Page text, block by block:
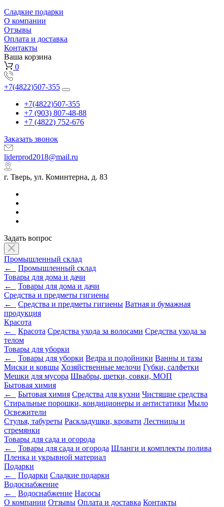
Сладкие подарки
О компании
Отзывы
Оплата и доставка
Контакты
Ваша корзина
0
+7(4822)507-355
+7(4822)507-355
+7 (903) 807-48-88
+7 (4822) 752-676
Заказать звонок
liderprod2018@mail.ru
г. Тверь, ул. Коминтерна, д. 83
Задать вопрос
Промышленный склад
←
Промышленный склад
Товары для дома и дачи
←
Товары для дома и дачи
Средства и предметы гигиены
←
Средства и предметы гигиены Ватная и бумажная
продукция
Красота
←
Красота Средства ухода за волосами Средства ухода за
телом
Товары для уборки
←
Товары для уборки Ведра и подойники Ванны и тазы
Миски и ковшы Хозяйственные мелочи Губки, салфетки
Мешки для мусора Швабры, щетки, совки, МОП
Бытовая химия
←
Бытовая химия Средства для кухни Чистящие средства
Стиральные порошки, кондиционеры и антистатики Мыло
Освежители
Стулья, табуреты Раскладушки, кровати Лестницы и
стремянки
Товары для сада и огорода
←
Товары для сада и огорода Шланги и комплекты полива
Пленка и укрывной материал
Подарки
←
Подарки Cладкие подарки
Водоснабжение
←
Водоснабжение Насосы
О компании Отзывы Оплата и доставка Контакты